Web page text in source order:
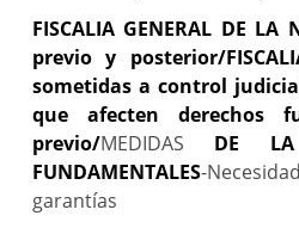
FISCALIA GENERAL DE
previo y posterior/
sometidas a control
que afecten derechos
previo/MEDIDAS DE LA
FUNDAMENTALES-
garantías